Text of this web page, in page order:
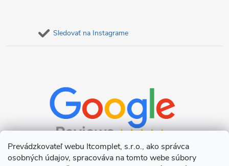
Prevádzkovateľ webu Itcomplet, s.r.o., ako správca
osobných údajov, spracováva na tomto webe súbory
Sledovať na Instagrame